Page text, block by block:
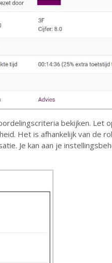
bekijken. Let
Het is afhankelijk van de
Je kan aan je